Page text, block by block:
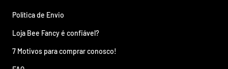
Política de Envio
Loja Bee Fancy é confiável?
7 Motivos para comprar conosco!